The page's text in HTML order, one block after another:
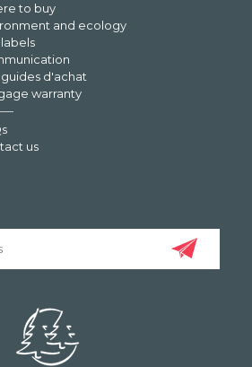
to buy
and ecology
guides d'achat
warranty
us